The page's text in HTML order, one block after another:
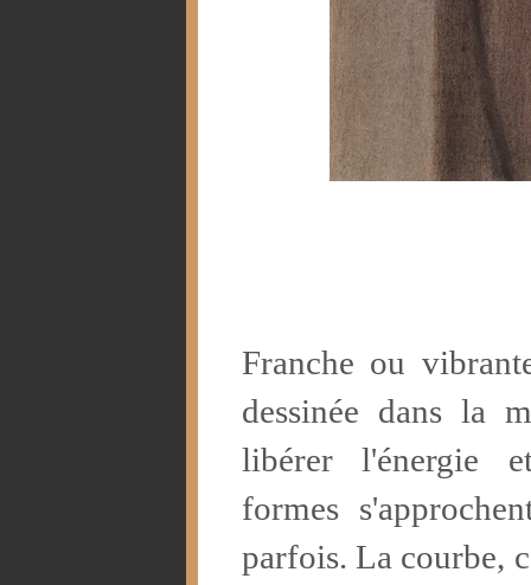
Franche ou
dessinée dans la
libérer l'énergie
formes
parfois. La courbe,